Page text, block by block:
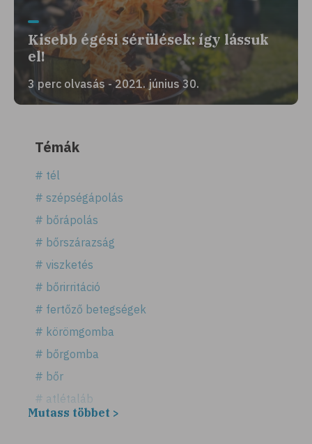
Kisebb égési sérülések: így lássuk
el!
3 perc olvasás - 2021. június 30.
Témák
# tél
# szépségápolás
# bőrápolás
# bőrszárazság
# viszketés
# bőrirritáció
# fertőző betegségek
# körömgomba
# bőrgomba
# bőr
# atlétaláb
# horzsolás
Mutass többet >